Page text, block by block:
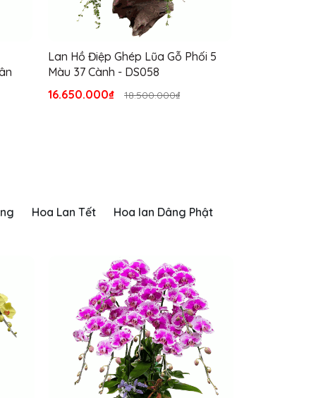
Lan Hồ Điệp Ghép Lũa Gỗ Phối 5
Màu 37 Cành - DS058
16.650.000₫
18.500.000₫
Hoa Lan Tết Hoa lan Dâng Phật